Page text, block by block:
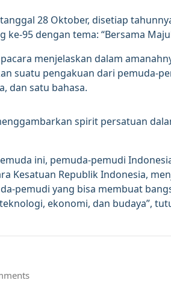
28 Oktober, disetiap
95 dengan tema: “Bersama
menjelaskan dalam
suatu pengakuan dari pemuda-
dan satu bahasa.
spirit persatuan
ini, pemuda-pemudi
Kesatuan Republik Indonesia,
pemudi yang bisa membuat
ekonomi, dan budaya”,